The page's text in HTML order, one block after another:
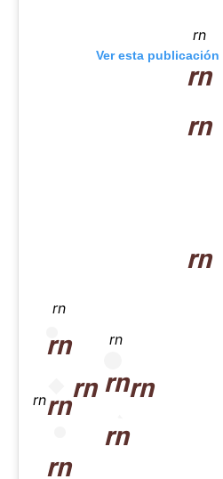
rn
Ver esta publicación
rn
rn
rn
rn
rn
rn
rn
rn
rn
rn
rn
rn
rn